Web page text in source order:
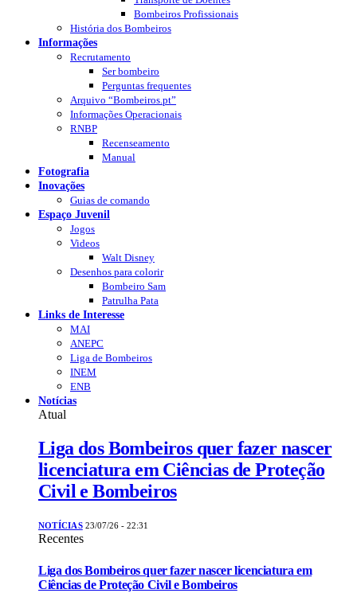
Bombeiros Profissionais
História dos Bombeiros
Informações
Recrutamento
Ser bombeiro
Perguntas frequentes
Arquivo “Bombeiros.pt”
Informações Operacionais
RNBP
Recenseamento
Manual
Fotografia
Inovações
Guias de comando
Espaço Juvenil
Jogos
Videos
Walt Disney
Desenhos para colorir
Bombeiro Sam
Patrulha Pata
Links de Interesse
MAI
ANEPC
Liga de Bombeiros
INEM
ENB
Notícias
Atual
Liga dos Bombeiros quer fazer nascer
licenciatura em Ciências de Proteção
Civil e Bombeiros
NOTÍCIAS 23/07/26 - 22:31
Recentes
Liga dos Bombeiros quer fazer nascer licenciatura em
Ciências de Proteção Civil e Bombeiros